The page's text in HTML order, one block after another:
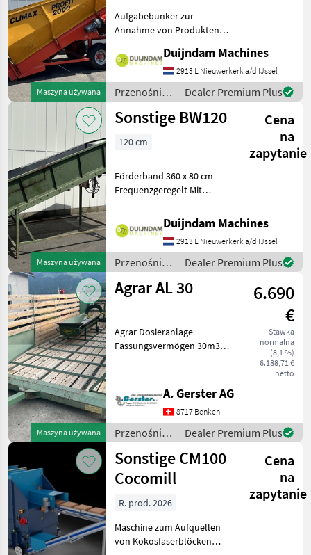
Maszyna używana
Aufgabebunker zur
Annahme von Produkten
und zur kontrollierten
Zuführung in ein
Einlagerungssystem.Dosierbunker
aus der Profit-Serie ausge
Duijndam Machines
2913 L Nieuwerkerk a/d IJssel
Przenośniki
/ Sonstige
Dealer Premium Plus
Maszyna używana
Sonstige BW120
Cena
na
zapytanie
120 cm
Förderband 360 x 80 cm
Frequenzgeregelt Mit
Informationen oder eine
vollständige Angebot?
Fragen Sie das einfach und
schnell an auf unsere Duij
Duijndam Machines
2913 L Nieuwerkerk a/d IJssel
Przenośniki
/ Sonstige
Dealer Premium Plus
Maszyna używana
Agrar AL 30
6.690
€
Stawka
normalna
(8,1 %)
6.188,71 €
netto
Agrar Dosieranlage
Fassungsvermögen 30m3
Przenośniki Urządzenia
dozujące
A. Gerster AG
8717 Benken
Przenośniki
/ Agrar
Dealer Premium Plus
Sonstige CM100
Cocomill
Cena
na
zapytanie
R. prod. 2026
Maschine zum Aufquellen
von Kokosfaserblöcken